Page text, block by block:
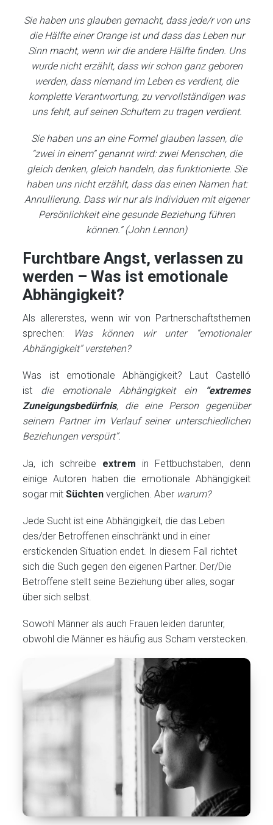
Sie haben uns glauben gemacht, dass jede/r von uns
die Hälfte einer Orange ist und dass das Leben nur
Sinn macht, wenn wir die andere Hälfte finden. Uns
wurde nicht erzählt, dass wir schon ganz geboren
werden, dass niemand im Leben es verdient, die
komplette Verantwortung, zu vervollständigen was
uns fehlt, auf seinen Schultern zu tragen verdient.
Sie haben uns an eine Formel glauben lassen, die
“zwei in einem” genannt wird: zwei Menschen, die
gleich denken, gleich handeln, das funktionierte. Sie
haben uns nicht erzählt, dass das einen Namen hat:
Annullierung. Dass wir nur als Individuen mit eigener
Persönlichkeit eine gesunde Beziehung führen
können.” (John Lennon)
Furchtbare Angst, verlassen zu
werden – Was ist emotionale
Abhängigkeit?
Als allererstes, wenn wir von Partnerschaftsthemen
sprechen:
Was können wir unter “emotionaler
Abhängigkeit” verstehen?
Was ist emotionale Abhängigkeit? Laut Castelló
ist die emotionale Abhängigkeit ein
“extremes
Zuneigungsbedürfnis, die eine Person gegenüber
seinem Partner im Verlauf seiner unterschiedlichen
Beziehungen verspürt”.
Ja, ich schreibe extrem in Fettbuchstaben, denn
einige Autoren haben die emotionale Abhängigkeit
sogar mitSüchtenverglichen. Aber warum?
Jede Sucht ist eine Abhängigkeit, die das Leben
des/der Betroffenen einschränkt und in einer
erstickenden Situation endet. In diesem Fall richtet
sich die Such gegen den eigenen Partner. Der/Die
Betroffene stellt seine Beziehung über alles, sogar
über sich selbst.
Sowohl Männer als auch Frauen leiden darunter,
obwohl die Männer es häufig aus Scham verstecken.